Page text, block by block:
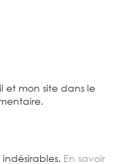
et mon site dans le
En savoir